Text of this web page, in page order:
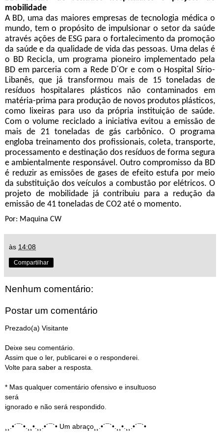
mobilidade
A BD, uma das maiores empresas de tecnologia médica o
mundo, tem o propósito de impulsionar o setor da saúde
através ações de ESG para o fortalecimento da promoção
da saúde e da qualidade de vida das pessoas. Uma delas é
o BD Recicla, um programa pioneiro implementado pela
BD em parceria com a Rede D´Or e com o Hospital Sírio-
Libanês, que já transformou mais de 15 toneladas de
resíduos hospitalares plásticos não contaminados em
matéria-prima para produção de novos produtos plásticos,
como lixeiras para uso da própria instituição de saúde.
Com o volume reciclado a iniciativa evitou a emissão de
mais de 21 toneladas de gás carbônico. O programa
engloba treinamento dos profissionais, coleta, transporte,
processamento e destinação dos resíduos de forma segura
e ambientalmente responsável. Outro compromisso da BD
é reduzir as emissões de gases de efeito estufa por meio
da substituição dos veículos a combustão por elétricos. O
projeto de mobilidade já contribuiu para a redução da
emissão de 41 toneladas de CO2 até o momento.
Por: Maquina CW
às 14:08
Compartilhar
Nenhum comentário:
Postar um comentário
Prezado(a) Visitante
Deixe seu comentário.
Assim que o ler, publicarei e o responderei.
Volte para saber a resposta.
* Mas qualquer comentário ofensivo e insultuoso
será
ignorado e não será respondido.
¸¸.•´¯`•.¸¸•.¸¸.•´¯`• Um abraço¸¸.•´¯`•.¸¸•.¸¸.•´¯`•